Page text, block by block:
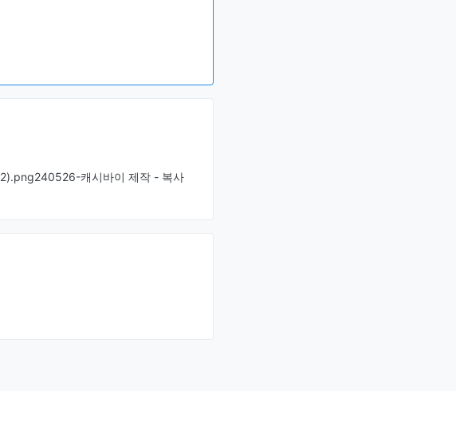
캐시바이 제작 - 복사